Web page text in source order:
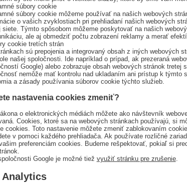
súbory cookie
súbory cookie môžeme používať na našich webových
o vašich zvyklostiach pri prehliadaní našich webových
siete. Týmto spôsobom môžeme poskytovať na našich
ale aj obmedziť počtu zobrazení reklamy a merať
cookie tretích strán
sú prepojenia a integrovaný obsah z iných webových
našej spoločnosti. Ide napríklad o prípad, ak prezeraná
Google) alebo zobrazuje obsah webových stránok
nemôže mať kontrolu nad ukladaním ani prístup k
a zásady používania súborov cookie týchto služieb.
nastavenia cookies zmeniť?
o elektronických médiách môžete ako návštevník
Cookies, ktoré sa na webových stránkach používajú, si
cookies. Toto nastavenie môžete zmeniť zablokovaním
v pomoci každého prehliadača. Ak používate rozličné
preferenciám cookies. Budeme rešpektovať, pokiaľ si
Google je možné tiež využiť stránku pre zrušenie.
Analytics